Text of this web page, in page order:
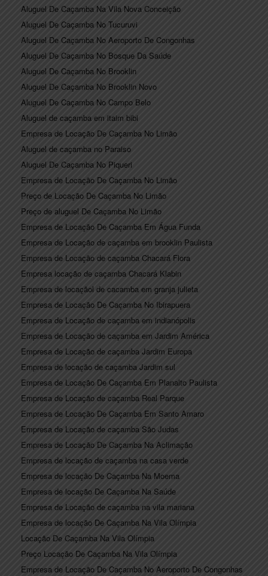
Aluguel De Caçamba Na Vila Nova Conceição
Aluguel De Caçamba No Tucuruvi
Aluguel De Caçamba No Aeroporto De Congonhas
Aluguel De Caçamba No Bosque Da Saúde
Aluguel De Caçamba No Brooklin
Aluguel De Caçamba No Brooklin Novo
Aluguel De Caçamba No Campo Belo
Aluguel de caçamba em itaim bibi
Empresa de Locação De Caçamba No Limão
Aluguel de caçamba no Paraiso
Aluguel De Caçamba No Piqueri
Empresa de Locação De Caçamba No Limão
Preço de Locação De Caçamba No Limão
Preço de aluguel De Caçamba No Limão
Empresa de Locação De Caçamba Em Água Funda
Empresa de Locação de caçamba em brooklin Paulista
Empresa de Locação de caçamba Chacará Flora
Empresa locação de caçamba Chacará Klabin
Empresa de locaçãol de cacamba em granja julieta
Empresa de Locação De Caçamba No Ibirapuera
Empresa de Locação de caçamba em indianópolis
Empresa de Locação de caçamba em Jardim América
Empresa de Locação de caçamba Jardim Europa
Empresa de locação de caçamba Jardim sul
Empresa de Locação De Caçamba Em Planalto Paulista
Empresa de Locação de caçamba Real Parque
Empresa de Locação De Caçamba Em Santo Amaro
Empresa de Locação de caçamba São Judas
Empresa de Locação De Caçamba Na Aclimação
Empresa de locação de caçamba na casa verde
Empresa de locação De Caçamba Na Moema
Empresa de locação De Caçamba Na Saúde
Empresa de Locação de caçamba na vila mariana
Empresa de locação De Caçamba Na Vila Olímpia
Locação De Caçamba Na Vila Olímpia
Preço Locação De Caçamba Na Vila Olímpia
Empresa de Locação De Caçamba No Aeroporto De Congonhas